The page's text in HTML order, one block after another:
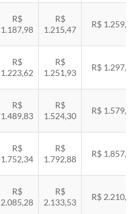
R$
1.187,98
R$
1.215,47
R$
R$
1.223,62
R$
1.251,93
R$
R$
1.489,83
R$
1.524,30
R$
R$
1.752,34
R$
1.792,88
R$
R$
2.085,28
R$
2.133,53
R$